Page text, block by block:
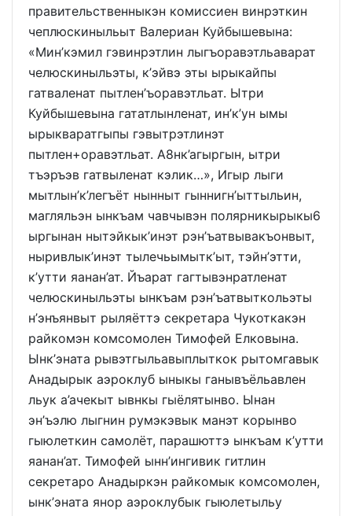
правительственныкэн комиссиен винрэткин
чеплюскиныльыт Валериан Куйбышевына:
«Мин’кэмил гэвинрэтлин лыгъоравэтльаварат
челюскиныльэты, к’эйвэ эты ырыкайпы
гатваленат пытлен’ъоравэтльат. Ытри
Куйбышевына гататлынленат, ин’к’ун ымы
ырыкваратгыпы гэвытрэтлинэт
пытлен+оравэтльат. А8нк’агыргын, ытри
тъэръэв гатвыленат кэлик…», Игыр лыги
мытлын’к’легъёт нынныт гыннигн’ыттыльин,
магляльэн ынкъам чавчывэн полярникырыкы6
ыргынан нытэйкык’инэт рэн’ъатвывакъонвыт,
ныривлык’инэт тылечьымытк’ыт, тэйн’этти,
к’утти яанан’ат. Йъарат гагтывэнратленат
челюскиныльэты ынкъам рэн’ъатвыткольэты
н’энъянвыт рыляёттэ секретара Чукоткакэн
райкомэн комсомолен Тимофей Елковына.
Ынк’эната рывэтгыльавыплыткок рытомгавык
Анадырык аэроклуб ыныкы ганывъёльавлен
льук а’ачекыт ывнкы гыёлятынво. Ынан
эн’ъэлю лыгнин румэкэвык манэт корынво
гыюлеткин самолёт, парашюттэ ынкъам к’утти
яанан’ат. Тимофей ынн’ингивик гитлин
секретаро Анадыркэн райкомык комсомолен,
ынк’эната янор аэроклубык гыюлетыльу